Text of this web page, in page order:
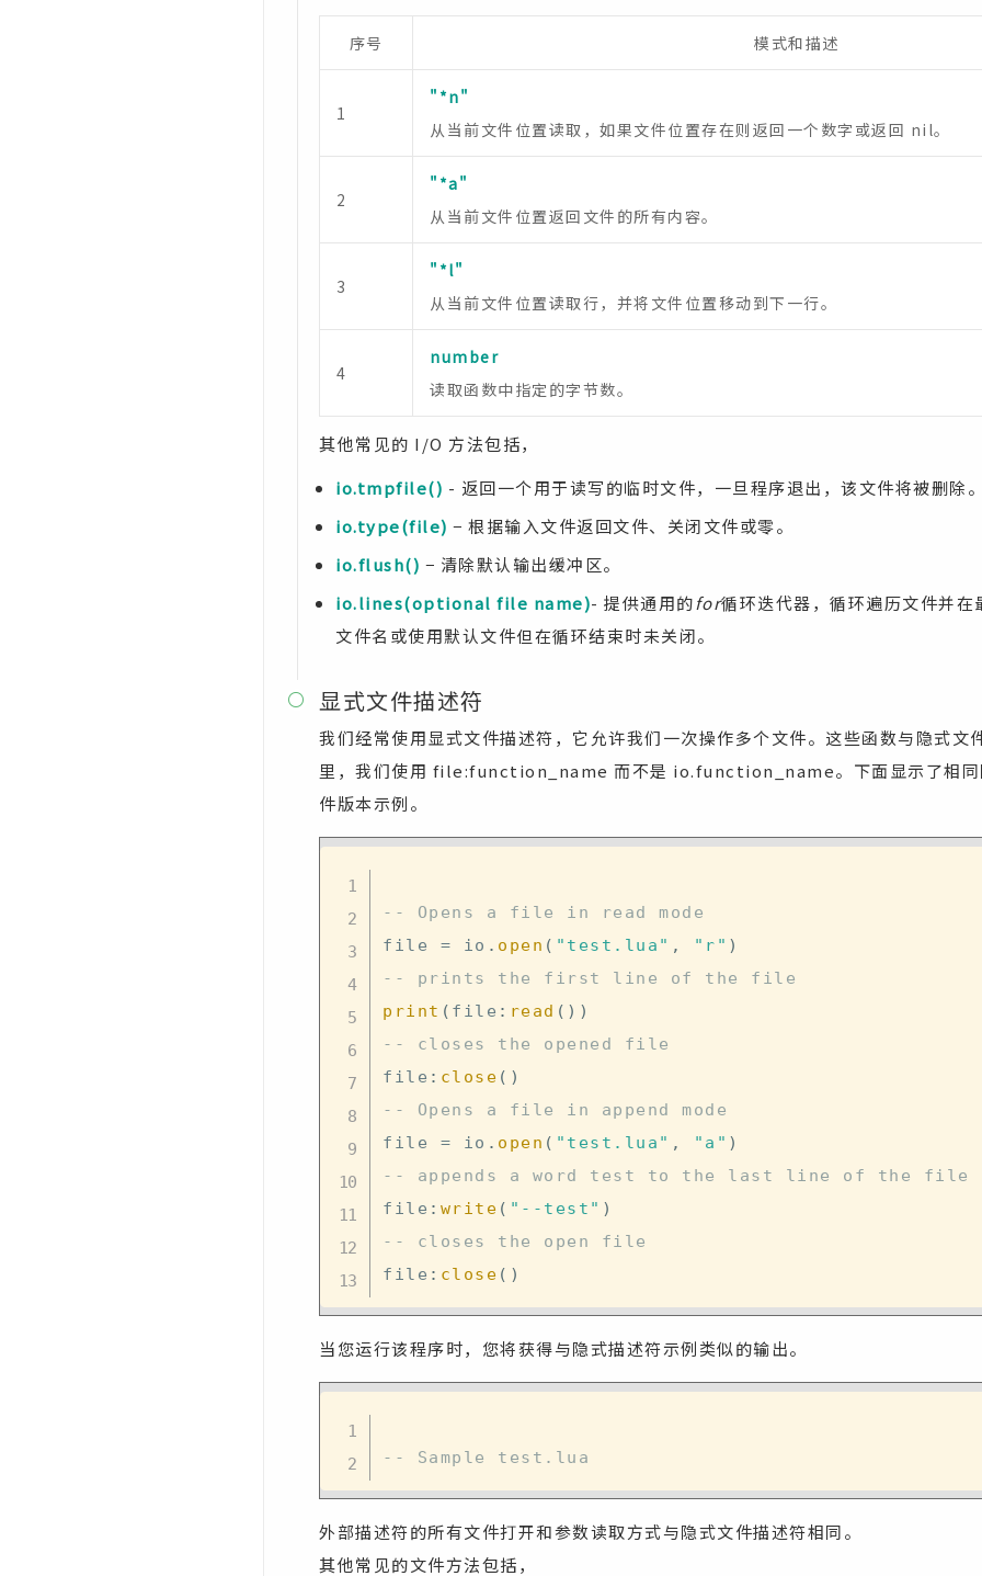
序号 模式和描述
1
"*n"
从当前文件位置读取，如果文件位置存在则返回一个数字或返回 nil。
2
"*a"
从当前文件位置返回文件的所有内容。
3
"*l"
从当前文件位置读取行，并将文件位置移动到下一行。
4
number
读取函数中指定的字节数。
其他常见的 I/O 方法包括，
io.tmpfile() - 返回一个用于读写的临时文件，一旦程序退出，该文件将被删除
io.type(file) − 根据输入文件返回文件、关闭文件或零。
io.flush() − 清除默认输出缓冲区。
io.lines(optional file name)- 提供通用的for循环迭代器，循环遍历文件并
文件名或使用默认文件但在循环结束时未关闭。
 显式文件描述符
我们经常使用显式文件描述符，它允许我们一次操作多个文件。这些函数与隐式文
里，我们使用 file:function_name 而不是 io.function_name。下面显示了相同
件版本示例。
-- Opens a file in read mode
file = io . open ( "test.lua" , "r" )
-- prints the first line of the file
print ( file : read ( ) )
-- closes the opened file
file : close ( )
-- Opens a file in append mode
file = io . open ( "test.lua" , "a" )
-- appends a word test to the last line of the file
file : write ( "--test" )
-- closes the open file
file : close ( )
当您运行该程序时，您将获得与隐式描述符示例类似的输出。
-- Sample test.lua
外部描述符的所有文件打开和参数读取方式与隐式文件描述符相同。
其他常见的文件方法包括，